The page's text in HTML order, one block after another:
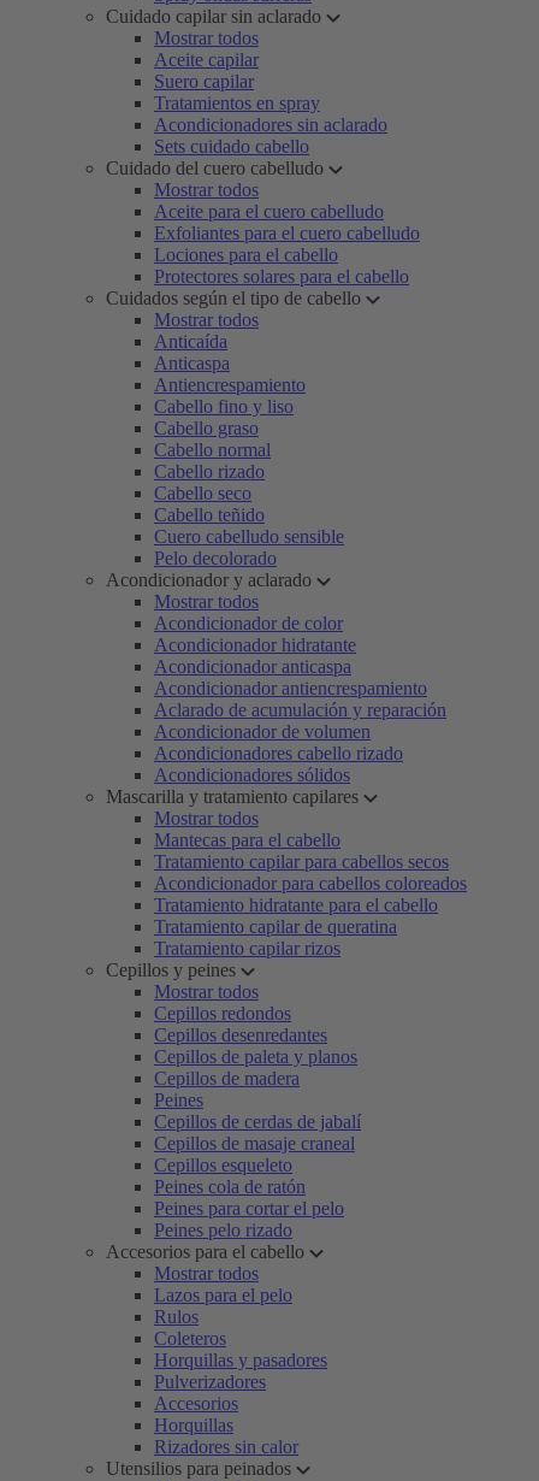
Cuidado capilar sin aclarado
Mostrar todos
Aceite capilar
Suero capilar
Tratamientos en spray
Acondicionadores sin aclarado
Sets cuidado cabello
Cuidado del cuero cabelludo
Mostrar todos
Aceite para el cuero cabelludo
Exfoliantes para el cuero cabelludo
Lociones para el cabello
Protectores solares para el cabello
Cuidados según el tipo de cabello
Mostrar todos
Anticaída
Anticaspa
Antiencrespamiento
Cabello fino y liso
Cabello graso
Cabello normal
Cabello rizado
Cabello seco
Cabello teñido
Cuero cabelludo sensible
Pelo decolorado
Acondicionador y aclarado
Mostrar todos
Acondicionador de color
Acondicionador hidratante
Acondicionador anticaspa
Acondicionador antiencrespamiento
Aclarado de acumulación y reparación
Acondicionador de volumen
Acondicionadores cabello rizado
Acondicionadores sólidos
Mascarilla y tratamiento capilares
Mostrar todos
Mantecas para el cabello
Tratamiento capilar para cabellos secos
Acondicionador para cabellos coloreados
Tratamiento hidratante para el cabello
Tratamiento capilar de queratina
Tratamiento capilar rizos
Cepillos y peines
Mostrar todos
Cepillos redondos
Cepillos desenredantes
Cepillos de paleta y planos
Cepillos de madera
Peines
Cepillos de cerdas de jabalí
Cepillos de masaje craneal
Cepillos esqueleto
Peines cola de ratón
Peines para cortar el pelo
Peines pelo rizado
Accesorios para el cabello
Mostrar todos
Lazos para el pelo
Rulos
Coleteros
Horquillas y pasadores
Pulverizadores
Accesorios
Horquillas
Rizadores sin calor
Utensilios para peinados